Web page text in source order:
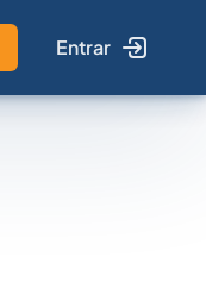
Entrar